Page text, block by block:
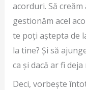
acorduri. Să
gestionăm acel
te poți aștepta de
la tine? Și să
ca și dacă ar fi deja
Deci, vorbește